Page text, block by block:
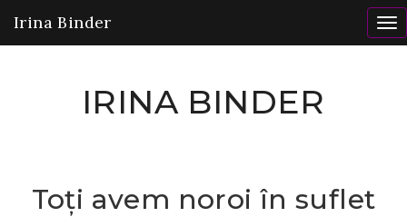
Irina Binder
IRINA BINDER
Home
Toți avem noroi în suflet